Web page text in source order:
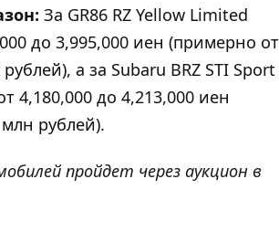
За GR86 RZ Yellow Limited
до 3,995,000 иен (примерно от
а за Subaru BRZ STI Sport
4,180,000 до 4,213,000 иен
рублей).
пройдет через аукцион в